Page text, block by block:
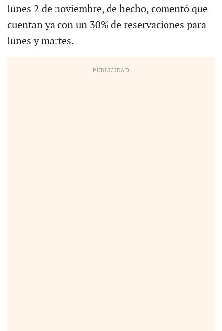
lunes 2 de noviembre, de hecho, comentó que
cuentan ya con un 30% de reservaciones para
lunes y martes.
PUBLICIDAD